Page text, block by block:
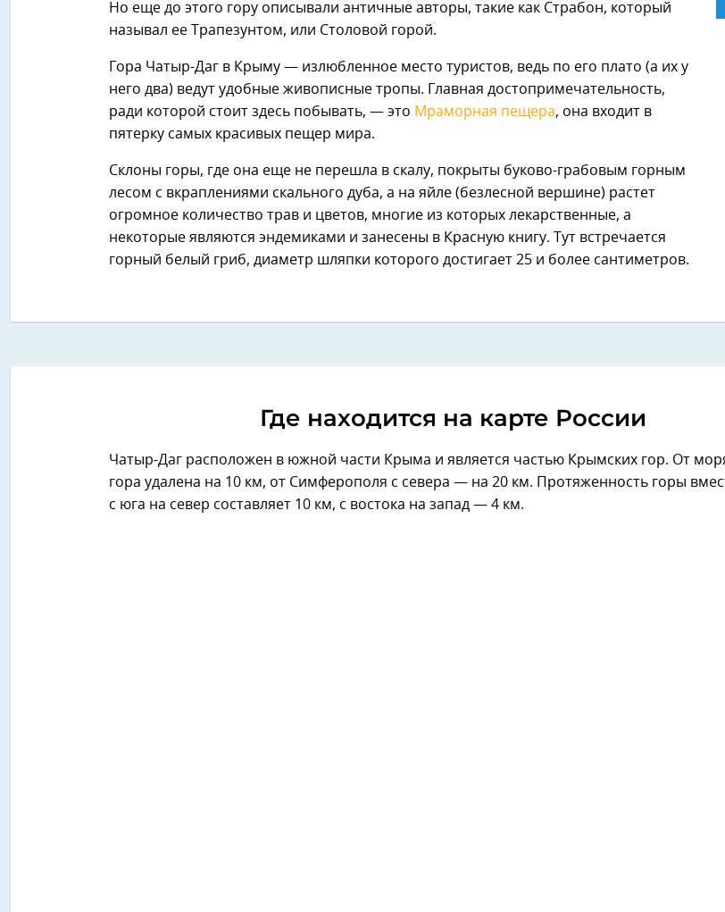
Но еще до этого гору описывали античные авторы, такие как Страбон, который
называл ее Трапезунтом, или Столовой горой.
Гора Чатыр-Даг в Крыму — излюбленное место туристов, ведь по его плато (а их у
него два) ведут удобные живописные тропы. Главная достопримечательность,
ради которой стоит здесь побывать, — это Мраморная пещера, она входит в
пятерку самых красивых пещер мира.
Склоны горы, где она еще не перешла в скалу, покрыты буково-грабовым горным
лесом с вкраплениями скального дуба, а на яйле (безлесной вершине) растет
огромное количество трав и цветов, многие из которых лекарственные, а
некоторые являются эндемиками и занесены в Красную книгу. Тут встречается
горный белый гриб, диаметр шляпки которого достигает 25 и более сантиметров.
Где находится на карте России
Чатыр-Даг расположен в южной части Крыма и является частью Крымских гор. От
гора удалена на 10 км, от Симферополя с севера — на 20 км. Протяженность горы
с юга на север составляет 10 км, с востока на запад — 4 км.